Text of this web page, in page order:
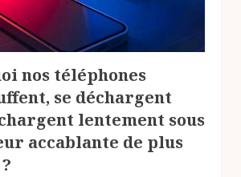
nos téléphones
se déchargent
lentement sous
accablante de plus